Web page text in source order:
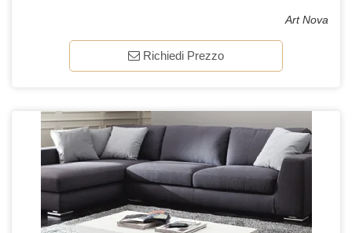
Art Nova
Richiedi Prezzo